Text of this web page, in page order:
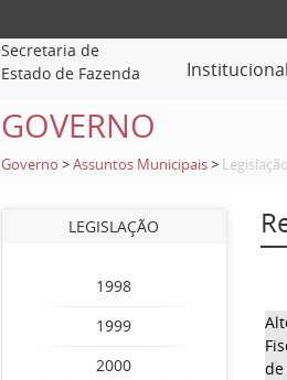
Secretaria de
Estado de Fazenda
Institucional
GOVERNO
Governo >Assuntos Municipais > Legislação
LEGISLAÇÃO
1998
1999
2000
de